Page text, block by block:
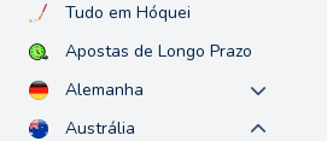
Tudo em Hóquei
Apostas de Longo Prazo
Alemanha
Austrália